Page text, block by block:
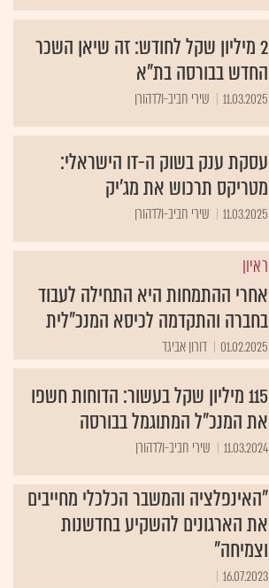
2 מיליון שקל לחודש: זה שיאן השכר
החדש בבורסה בת"א
11.03.2025 שירי חביב-ולדהורן
עסקת ענק בשוק ה-IT הישראלי:
מטריקס תרכוש את מג'יק
11.03.2025 שירי חביב-ולדהורן
ראיון
אחרי ההתמחות היא התחילה לעבוד
בחברה והתקדמה לכיסא המנכ"לית
01.02.2025 דורון אביגד
115 מיליון שקל בעשור: הדוחות חשפו
את המנכ"ל המתוגמל בבורסה
11.03.2024 שירי חביב-ולדהורן
"האינפלציה והמשבר הכלכלי מחייבים
את הארגונים להשקיע בחדשנות
וצמיחה"
16.07.2023